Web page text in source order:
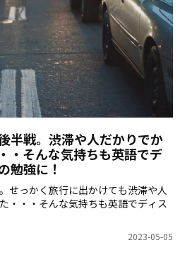
半戦。渋滞や人だかりでか
・そんな気持ちも英語でデ
勉強に！
せっかく旅行に出かけても渋滞や人
・・・そんな気持ちも英語でディス
2023-05-05